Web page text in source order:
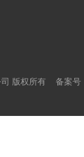
司 版权所有 备案号